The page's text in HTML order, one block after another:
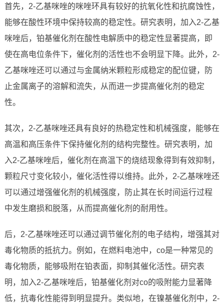
首先，2-乙基咪唑的咪唑环具有较好的抗氧化性和抗腐蚀性，
能够在酸性环境中保持较高的稳定性。研究表明，加入2-乙基
咪唑后，铂基催化剂在酸性电解质中的稳定性显著提高，即
使在高电位条件下，催化剂的活性也不会明显下降。此外，2-
乙基咪唑还可以通过与金属纳米颗粒形成稳定的配位键，防
止金属离子的溶解和流失，从而进一步提高催化剂的稳定
性。
其次，2-乙基咪唑还具有良好的热稳定性和机械强度，能够在
高温和高压条件下保持催化剂的结构完整性。研究表明，加
入2-乙基咪唑后，催化剂在高温下的烧结现象得到有效抑制，
颗粒尺寸变化较小，催化活性得以维持。此外，2-乙基咪唑还
可以通过增强催化剂的机械强度，防止其在长时间运行过程
中发生磨损和脱落，从而提高催化剂的耐用性。
后，2-乙基咪唑还可以通过调节催化剂的电子结构，增强其对
毒化物质的抵抗力。例如，在燃料电池中，co是一种常见的
毒化物质，能够吸附在铂表面，抑制其催化活性。研究表
明，加入2-乙基咪唑后，铂基催化剂对co的吸附能力显著降
低，抗毒化性能得到明显提升。类似地，在镍基催化剂中，2-